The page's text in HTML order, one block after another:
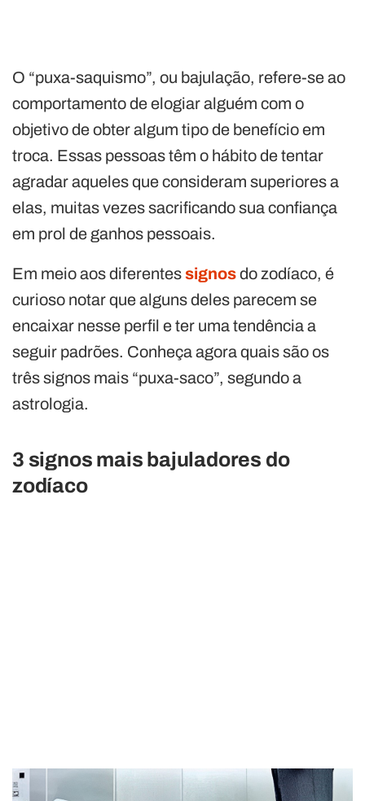
O “puxa-saquismo”, ou bajulação, refere-se ao
comportamento de elogiar alguém com o
objetivo de obter algum tipo de benefício em
troca. Essas pessoas têm o hábito de tentar
agradar aqueles que consideram superiores a
elas, muitas vezes sacrificando sua confiança
em prol de ganhos pessoais.
Em meio aos diferentessignosdo zodíaco, é
curioso notar que alguns deles parecem se
encaixar nesse perfil e ter uma tendência a
seguir padrões. Conheça agora quais são os
três signos mais “puxa-saco”, segundo a
astrologia.
3 signos mais bajuladores do
zodíaco